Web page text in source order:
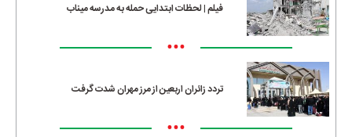
فیلم | لحظات ابتدایی حمله به مدرسه میناب
•••
تردد زائران اربعین از مرز مهران شدت گرفت
•••